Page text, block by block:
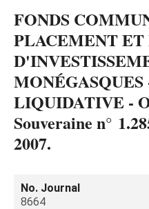
FONDS
PLACEMENT ET
LIQUIDATIVE -
Souveraine n°
2007.
No. Journal
8664